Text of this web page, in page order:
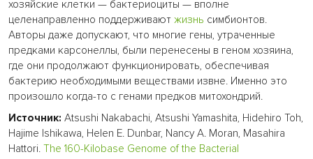
хозяйские клетки — бактериоциты — вполне
целенаправленно поддерживают жизнь симбионтов.
Авторы даже допускают, что многие гены, утраченные
предками карсонеллы, были перенесены в геном хозяина,
где они продолжают функционировать, обеспечивая
бактерию необходимыми веществами извне. Именно это
произошло когда-то с генами предков митохондрий.
Источник: Atsushi Nakabachi, Atsushi Yamashita, Hidehiro Toh,
Hajime Ishikawa, Helen E. Dunbar, Nancy A. Moran, Masahira
Hattori. The 160-Kilobase Genome of the Bacterial